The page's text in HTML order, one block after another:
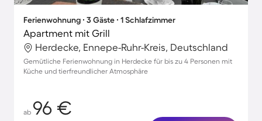
Ferienwohnung ∙ 3 Gäste ∙ 1 Schlafzimmer
Apartment mit Grill
Herdecke, Ennepe-Ruhr-Kreis, Deutschland
Gemütliche Ferienwohnung in Herdecke für bis zu 4 Personen mit
Küche und tierfreundlicher Atmosphäre
ab 96 €